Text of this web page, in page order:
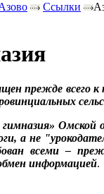
Ссылки
прежде всего к
Омской
а не
всеми –
информацией.